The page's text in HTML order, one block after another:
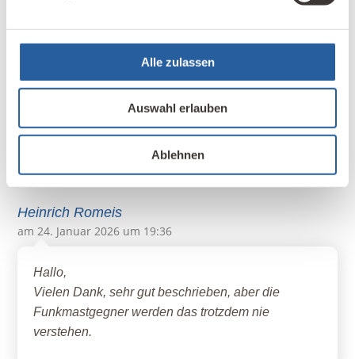
Alle zulassen
Auswahl erlauben
Ablehnen
Heinrich Romeis
am 24. Januar 2026 um 19:36
Hallo,
Vielen Dank, sehr gut beschrieben, aber die
Funkmastgegner werden das trotzdem nie
verstehen.
Name, E-Mail-Adresse und Website in diesem
Browser für meinen nächsten Kommentar
Kommentar abschicken